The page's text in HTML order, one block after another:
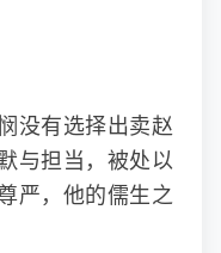
没有选择出卖赵
与担当，被处以
严，他的儒生之